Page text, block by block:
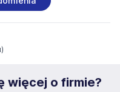
rekrutacji przez okres
i może być w każdym
więcej o firmie?